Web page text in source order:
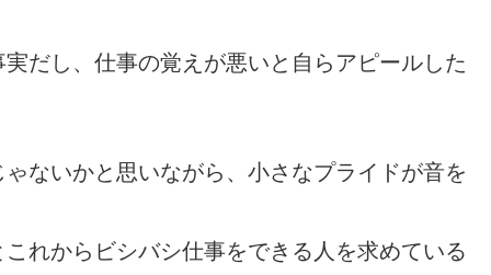
だし、仕事の覚えが悪いと自らアピールした
ないかと思いながら、小さなプライドが音を
れからビシバシ仕事をできる人を求めている